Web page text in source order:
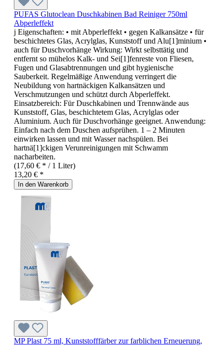
PUFAS Glutoclean Duschkabinen Bad Reiniger 750ml
Abperleffekt
j Eigenschaften: • mit Abperleffekt • gegen Kalkansätze • für
beschichtetes Glas, Acrylglas, Kunststoff und Alu[1]minium •
auch für Duschvorhänge Wirkung: Wirkt selbsttätig und
entfernt so mühelos Kalk- und Sei[1]fenreste von Fliesen,
Fugen und Glasabtrennungen und gibt hygienische
Sauberkeit. Regelmäßige Anwendung verringert die
Neubildung von hartnäckigen Kalkansätzen und
Verschmutzungen und schützt durch Abperleffekt.
Einsatzbereich: Für Duschkabinen und Trennwände aus
Kunststoff, Glas, beschichtetem Glas, Acrylglas oder
Aluminium. Auch für Duschvorhänge geeignet. Anwendung:
Einfach nach dem Duschen aufsprühen. 1 – 2 Minuten
einwirken lassen und mit Wasser nachspülen. Bei
hartnä[1]ckigen Verunreinigungen mit Schwamm
nacharbeiten.
(17,60 € * / 1 Liter)
13,20 € *
In den Warenkorb
MP Plast 75 ml, Kunststofffärber zur farblichen Erneuerung,